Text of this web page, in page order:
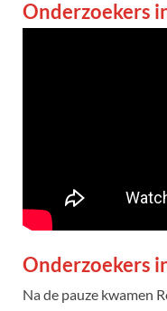
Onderzoekers
Onderzoekers
Na de pauze kwamen